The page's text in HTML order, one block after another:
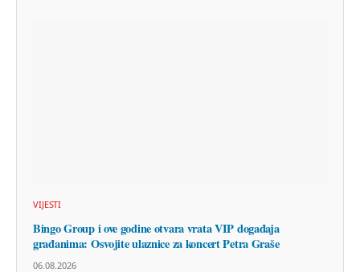
VIJESTI
Bingo Group i ove godine otvara vrata VIP događaja
građanima: Osvojite ulaznice za koncert Petra Graše
06.08.2026